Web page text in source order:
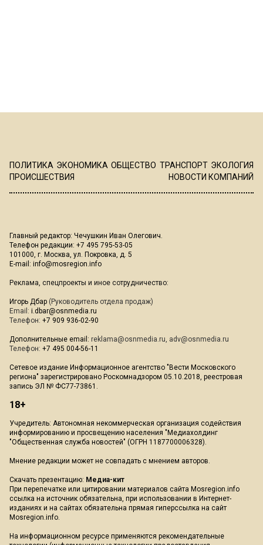
ПОЛИТИКА ЭКОНОМИКА ОБЩЕСТВО ТРАНСПОРТ ЭКОЛОГИЯ
ПРОИСШЕСТВИЯ
НОВОСТИ КОМПАНИЙ
Главный редактор: Чечушкин Иван Олегович.
Телефон редакции: +7 495 795-53-05
101000, г. Москва, ул. Покровка, д. 5
E-mail: info@mosregion.info
Реклама, спецпроекты и иное сотрудничество:
Игорь Дбар (Руководитель отдела продаж)
Email: i.dbar@osnmedia.ru
Телефон: +7 909 936-02-90
Дополнительные email: reklama@osnmedia.ru, adv@osnmedia.ru
Телефон: +7 495 004-56-11
Сетевое издание Информационное агентство "Вести Московского
региона" зарегистрировано Роскомнадзором 05.10.2018, реестровая
запись ЭЛ № ФС77-73861.
18+
Учредитель: Автономная некоммерческая организация содействия
информированию и просвещению населения "Медиахолдинг
"Общественная служба новостей" (ОГРН 1187700006328).
Мнение редакции может не совпадать с мнением авторов.
Скачать презентацию: Медиа-кит
При перепечатке или цитировании материалов сайта Mosregion.info
ссылка на источник обязательна, при использовании в Интернет-
изданиях и на сайтах обязательна прямая гиперссылка на сайт
Mosregion.info.
На информационном ресурсе применяются рекомендательные